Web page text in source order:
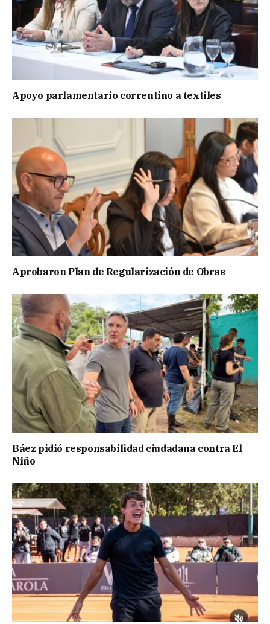
Apoyo parlamentario correntino a textiles
Aprobaron Plan de Regularización de Obras
Báez pidió responsabilidad ciudadana contra El
Niño